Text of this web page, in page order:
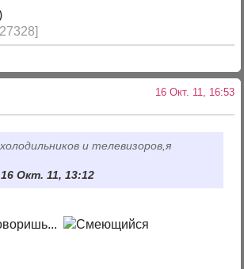
16 Окт. 11, 16:53
и телевизоров,я
Окт. 11, 13:12